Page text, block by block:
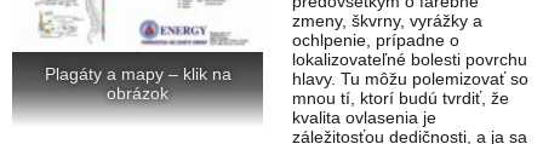
Plagáty a mapy – klik na
obrázok
zmeny, škvrny, vyrážky a
ochlpenie, prípadne o
lokalizovateľné bolesti povrchu
hlavy. Tu môžu polemizovať so
mnou tí, ktorí budú tvrdiť, že
kvalita ovlasenia je
záležitosťou dedičnosti, a ja sa